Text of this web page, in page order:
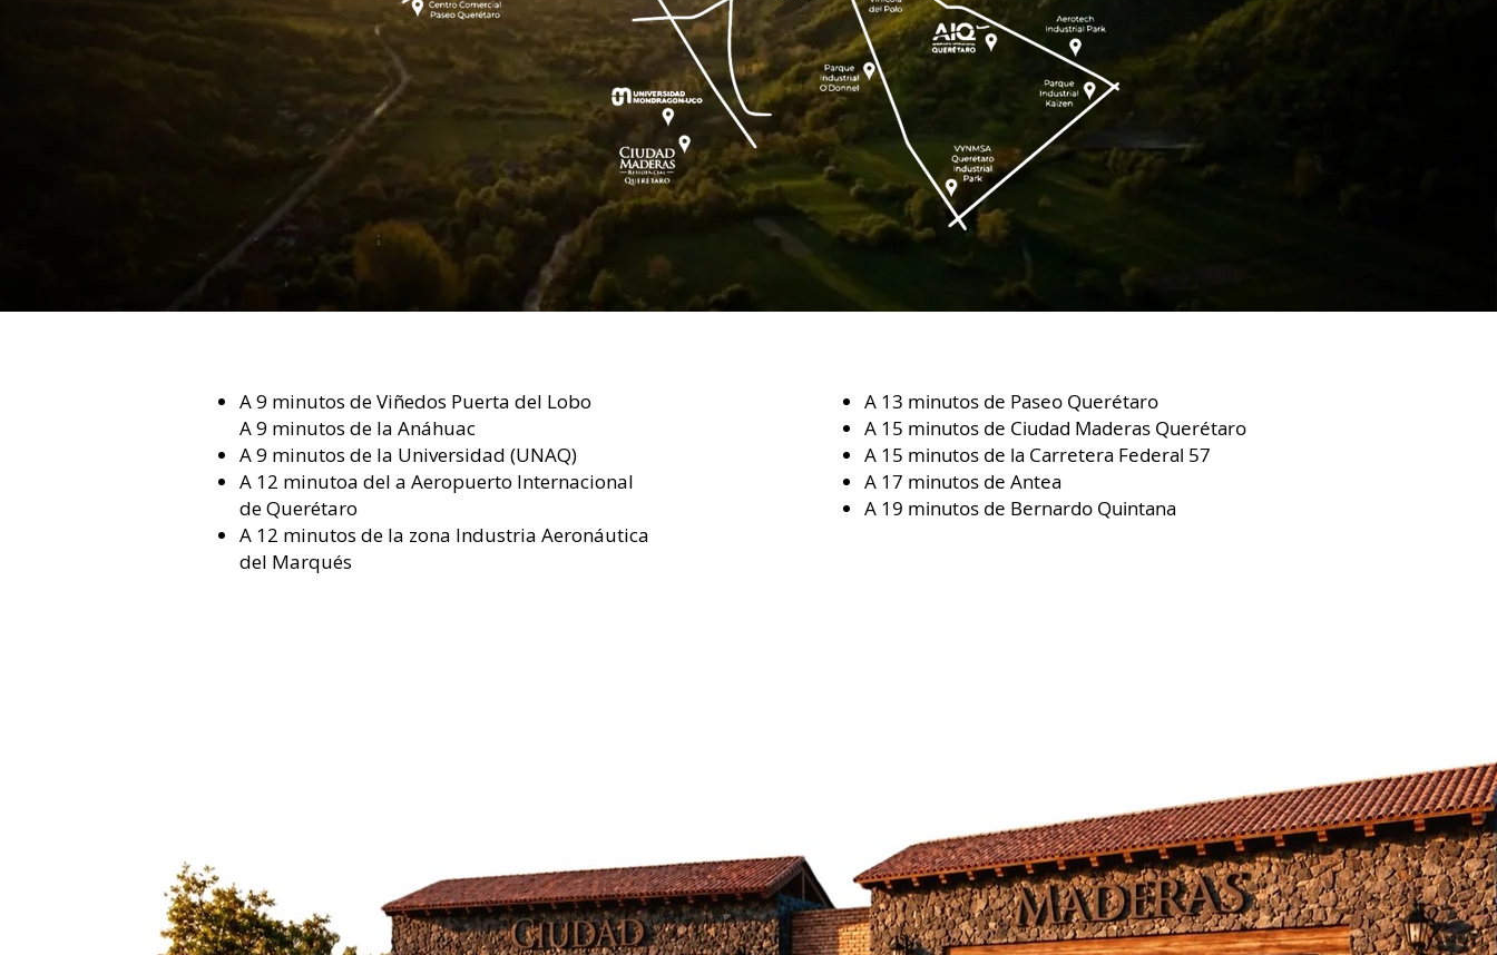
A 9 minutos de Viñedos Puerta del Lobo
A 9 minutos de la Anáhuac
A 9 minutos de la Universidad (UNAQ)
A 12 minutoa del a Aeropuerto Internacional
de Querétaro
A 12 minutos de la zona Industria Aeronáutica
del Marqués
A 13 minutos de Paseo Querétaro
A 15 minutos de Ciudad Maderas Querétaro
A 15 minutos de la Carretera Federal 57
A 17 minutos de Antea
A 19 minutos de Bernardo Quintana